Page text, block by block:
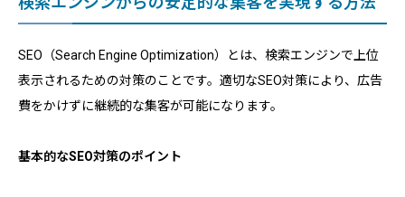
SEO（Search Engine Optimization）とは、検索エンジンで上位
表示されるための対策のことです。適切なSEO対策により、広告
費をかけずに継続的な集客が可能になります。
基本的なSEO対策のポイント